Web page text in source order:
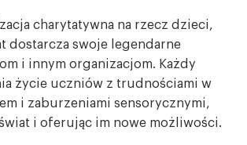
charytatywna na rzecz dzieci,
dostarcza swoje legendarne
i innym organizacjom. Każdy
życie uczniów z trudnościami w
i zaburzeniami sensorycznymi,
i oferując im nowe możliwości.